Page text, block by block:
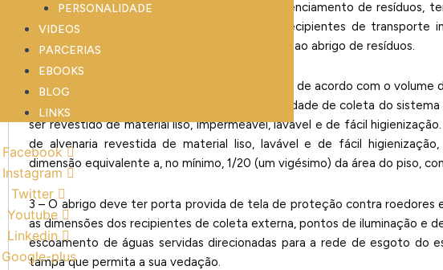
PERSONALIDADE
VIDEOS
PARCERIAS
EBOOKS
BLOG
LINKS
Facebook
Instagram
Twitter
Youtube
Linkedin
Google-plus
identificado e restrito aos funcionários do gerenciamento de resíduos,
transporte e para os veículos coletores. Os recipientes de transporte
pública externa à edificação para terem acesso ao abrigo de resíduos.
2 – O abrigo de resíduos deve ser dimensionado de acordo com o
de armazenamento compatível com a periodicidade de coleta do
ser revestido de material liso, impermeável, lavável e de fácil
de alvenaria revestida de material liso, lavável e de fácil
dimensão equivalente a, no mínimo, 1/20 (um vigésimo) da área do piso,
3 – O abrigo deve ter porta provida de tela de proteção contra roedores
as dimensões dos recipientes de coleta externa, pontos de iluminação e
escoamento de águas servidas direcionadas para a rede de esgoto do
tampa que permita a sua vedação.